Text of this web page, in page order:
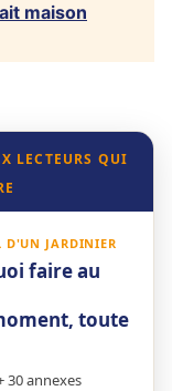
maison
LECTEURS QUI
D'UN JARDINIER
faire au
toute
30 annexes